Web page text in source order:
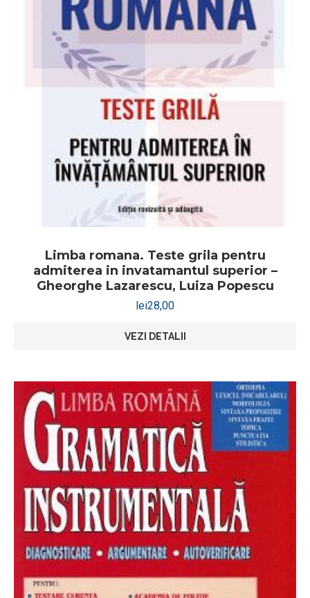
Limba romana. Teste grila pentru
admiterea in invatamantul superior –
Gheorghe Lazarescu, Luiza Popescu
lei28,00
VEZI DETALII